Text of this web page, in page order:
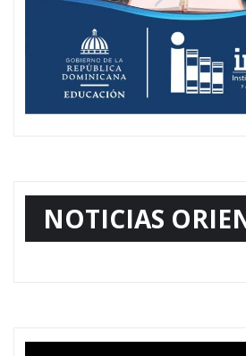
NOTICIAS